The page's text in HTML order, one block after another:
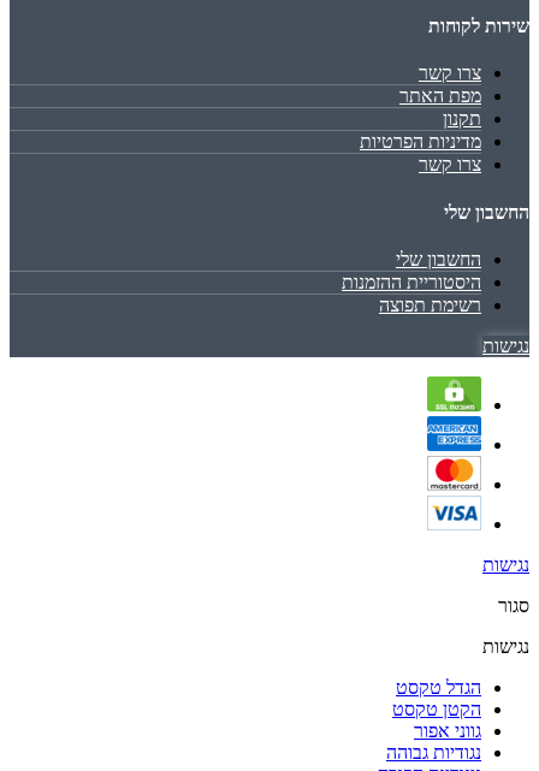
שירות לקוחות
צרו קשר
מפת האתר
תקנון
מדיניות הפרטיות
צרו קשר
החשבון שלי
החשבון שלי
היסטוריית ההזמנות
רשימת תפוצה
נגישות
נגישות
סגור
נגישות
הגדל טקסט
הקטן טקסט
גווני אפור
נגודיות גבוהה